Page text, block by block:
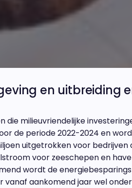
en uitbreiding
milieuvriendelijke
de periode 2022-2024 en
uitgetrokken voor
voor zeeschepen en
wordt de
vanaf aankomend jaar wel